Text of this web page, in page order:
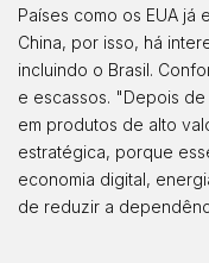
Países como os EUA já
China, por isso, há
incluindo o Brasil.
e escassos. "Depois
em produtos de alto
estratégica, porque
economia digital,
de reduzir a